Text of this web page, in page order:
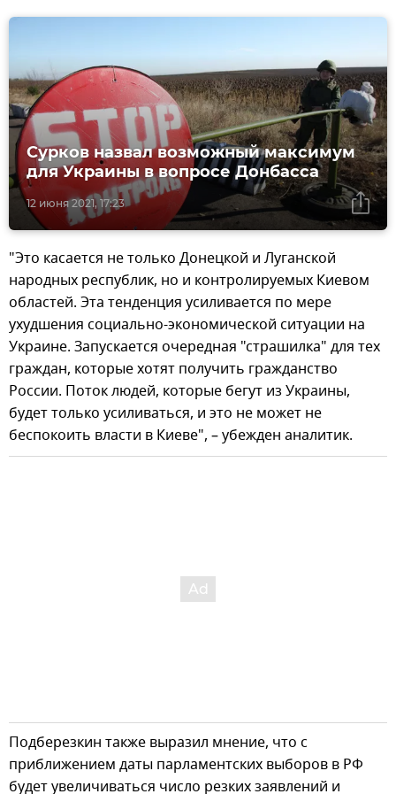
12 июня 2021, 17:23
Сурков назвал возможный максимум
для Украины в вопросе Донбасса
"Это касается не только Донецкой и Луганской
народных республик, но и контролируемых Киевом
областей. Эта тенденция усиливается по мере
ухудшения социально-экономической ситуации на
Украине. Запускается очередная "страшилка" для тех
граждан, которые хотят получить гражданство
России. Поток людей, которые бегут из Украины,
будет только усиливаться, и это не может не
беспокоить власти в Киеве", – убежден аналитик.
Подберезкин также выразил мнение, что с
приближением даты парламентских выборов в РФ
будет увеличиваться число резких заявлений и